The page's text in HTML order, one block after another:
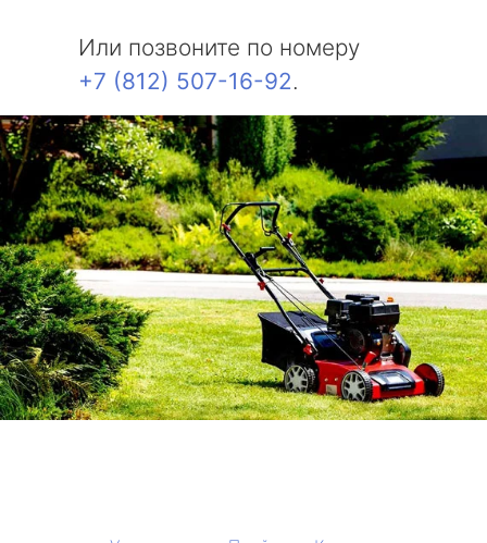
Или позвоните по номеру
+7 (812) 507-16-92.